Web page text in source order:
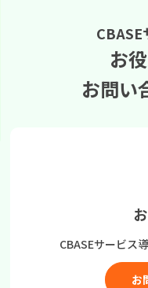
お
お問い
CBASEサービス
お